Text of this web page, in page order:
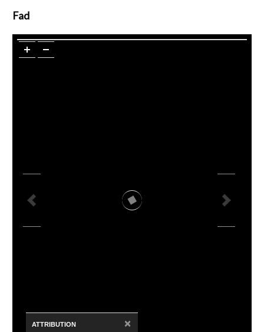
Fad
ATTRIBUTION ×